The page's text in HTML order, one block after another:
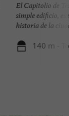
El Capitolio de
simple edificio,
historia de la
140 m -